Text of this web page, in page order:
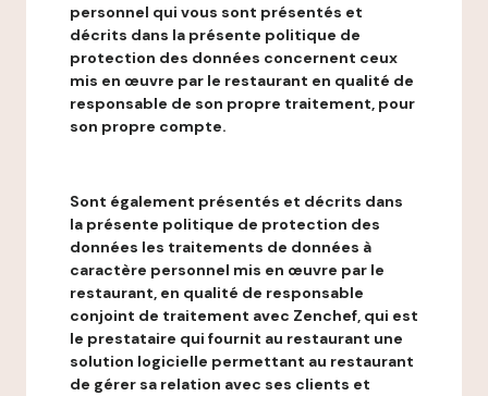
personnel qui vous sont présentés et
décrits dans la présente politique de
protection des données concernent ceux
mis en œuvre par le restaurant en qualité de
responsable de son propre traitement, pour
son propre compte.
Sont également présentés et décrits dans
la présente politique de protection des
données les traitements de données à
caractère personnel mis en œuvre par le
restaurant, en qualité de responsable
conjoint de traitement avec Zenchef, qui est
le prestataire qui fournit au restaurant une
solution logicielle permettant au restaurant
de gérer sa relation avec ses clients et